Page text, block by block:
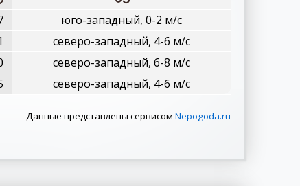
юго-западный, 0-2 м/с
северо-западный, 4-6 м/с
северо-западный, 6-8 м/с
северо-западный, 4-6 м/с
Данные представлены сервисом Nepogoda.ru